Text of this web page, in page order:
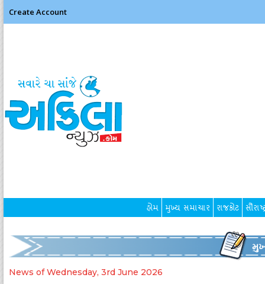
Create Account
હોમ મુખ્ય સમાચાર રાજકોટ
News of Wednesday, 3rd June 2026